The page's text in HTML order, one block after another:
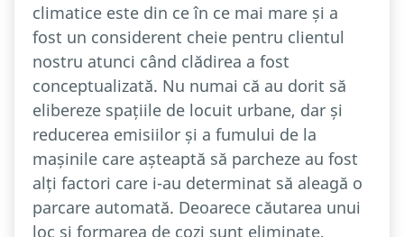
climatice este din ce în ce mai mare și a
fost un considerent cheie pentru clientul
nostru atunci când clădirea a fost
conceptualizată. Nu numai că au dorit să
elibereze spațiile de locuit urbane, dar și
reducerea emisiilor și a fumului de la
mașinile care așteaptă să parcheze au fost
alți factori care i-au determinat să aleagă o
parcare automată. Deoarece căutarea unui
loc și formarea de cozi sunt eliminate,